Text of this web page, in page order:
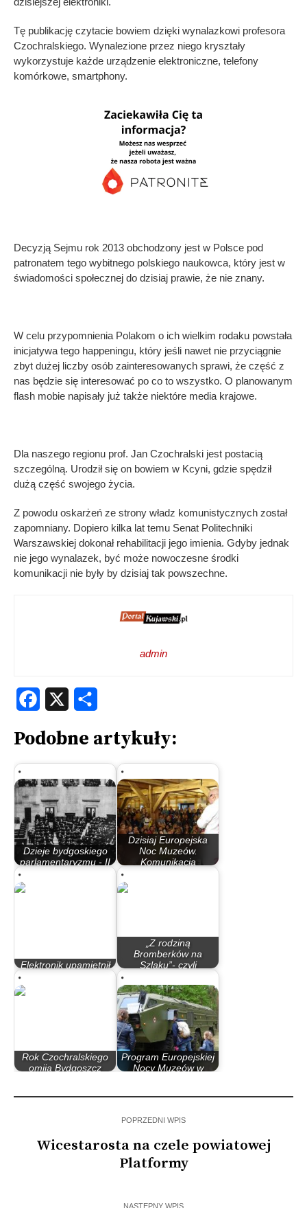
Tę publikację czytacie bowiem dzięki wynalazkowi profesora
Czochralskiego. Wynalezione przez niego kryształy
wykorzystuje każde urządzenie elektroniczne, telefony
komórkowe, smartphony.
Decyzją Sejmu rok 2013 obchodzony jest w Polsce pod
patronatem tego wybitnego polskiego naukowca, który jest w
świadomości społecznej do dzisiaj prawie, że nie znany.
W celu przypomnienia Polakom o ich wielkim rodaku powstała
inicjatywa tego happeningu, który jeśli nawet nie przyciągnie
zbyt dużej liczby osób zainteresowanych sprawi, że część z
nas będzie się interesować po co to wszystko. O planowanym
flash mobie napisały już także niektóre media krajowe.
Dla naszego regionu prof. Jan Czochralski jest postacią
szczególną. Urodził się on bowiem w Kcyni, gdzie spędził
dużą część swojego życia.
Z powodu oskarżeń ze strony władz komunistycznych został
zapomniany. Dopiero kilka lat temu Senat Politechniki
Warszawskiej dokonał rehabilitacji jego imienia. Gdyby jednak
nie jego wynalazek, być może nowoczesne środki
komunikacji nie były by dzisiaj tak powszechne.
admin
Facebook
Podobne artykuły:
Dzieje bydgoskiego
parlamentaryzmu - II
Dzisiaj Europejska
Noc Muzeów.
Komunikacja
Elektronik upamiętnił
„Z rodziną
Bromberków na
Szlaku”- czyli
Rok Czochralskiego
omija Bydgoszcz
Program Europejskiej
Nocy Muzeów w
POPRZEDNI WPIS
Wicestarosta na czele powiatowej
Platformy
NASTĘPNY WPIS